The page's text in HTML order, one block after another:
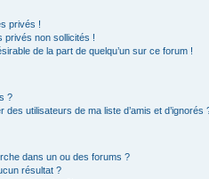
privés !
privés non sollicités !
de la part de quelqu’un sur ce forum !
?
utilisateurs de ma liste d’amis et d’ignorés
dans un ou des forums ?
résultat ?